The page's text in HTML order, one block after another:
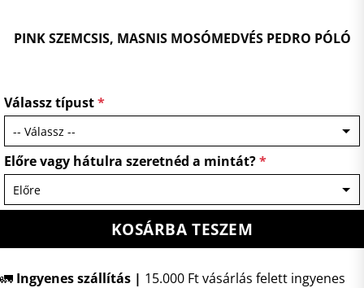
PINK SZEMCSIS, MASNIS MOSÓMEDVÉS PEDRO PÓLÓ
Válassz típust*
Előre vagy hátulra szeretnéd a mintát?*
KOSÁRBA TESZEM
🚛 Ingyenes szállítás | 15.000 Ft vásárlás felett ingyenes